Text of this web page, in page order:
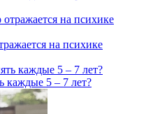
на психике
каждые 5 – 7 лет?